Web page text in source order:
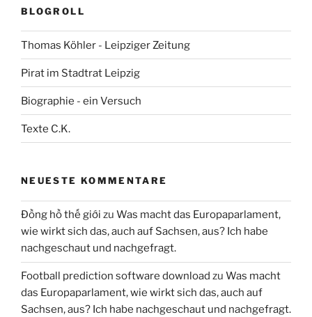
BLOGROLL
Thomas Köhler - Leipziger Zeitung
Pirat im Stadtrat Leipzig
Biographie - ein Versuch
Texte C.K.
NEUESTE KOMMENTARE
Đồng hồ thế giới zu Was macht das Europaparlament,
wie wirkt sich das, auch auf Sachsen, aus? Ich habe
nachgeschaut und nachgefragt.
Football prediction software download zu Was macht
das Europaparlament, wie wirkt sich das, auch auf
Sachsen, aus? Ich habe nachgeschaut und nachgefragt.